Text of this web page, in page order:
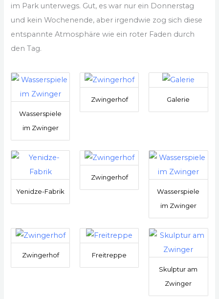
im Park unterwegs. Gut, es war nur ein Donnerstag
und kein Wochenende, aber irgendwie zog sich diese
entspannte Atmosphäre wie ein roter Faden durch
den Tag.
Wasserspiele
im Zwinger
Zwingerhof Galerie
Yenidze-Fabrik
Zwingerhof
Wasserspiele
im Zwinger
Zwingerhof
Freitreppe
Skulptur am
Zwinger